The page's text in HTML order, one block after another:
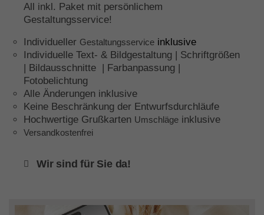
All inkl. Paket mit persönlichem
Gestaltungsservice!
Individueller Gestaltungsservice inklusive
Individuelle Text- & Bildgestaltung | Schriftgrößen
| Bildausschnitte | Farbanpassung |
Fotobelichtung
Alle Änderungen inklusive
Keine Beschränkung der Entwurfsdurchläufe
Hochwertige Grußkarten Umschläge inklusive
Versandkostenfrei
Wir sind für Sie da!